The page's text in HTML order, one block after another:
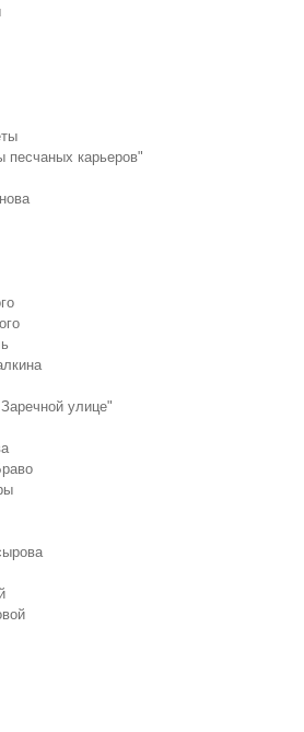
песчаных карьеров"
улице"